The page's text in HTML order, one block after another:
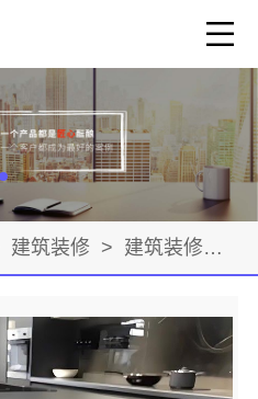
建筑装修 > 建筑装修材料